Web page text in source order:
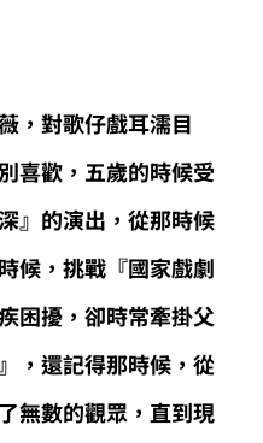
，對歌仔戲耳濡目
喜歡，五歲的時候受
』的演出，從那時候
候，挑戰『國家戲劇
困擾，卻時常牽掛父
，還記得那時候，從
無數的觀眾，直到現